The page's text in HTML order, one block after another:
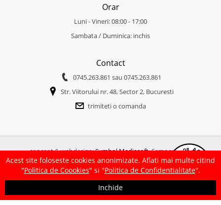
Orar
Luni - Vineri: 08:00 - 17:00
Sambata / Duminica: inchis
Contact
0745.263.861 sau 0745.263.861
Str. Viitorului nr. 48, Sector 2, Bucuresti
trimiteti o comanda
concept & webdesign:Symbol Mediasoft. Semper idem.
copertine-parasolare.ro| friendlyhouse.md
Acest site foloseste cookies anonimizate. Aflati mai multe citind
"Politica de Coookies" si "Politica de Confidentialitate".
Inchide